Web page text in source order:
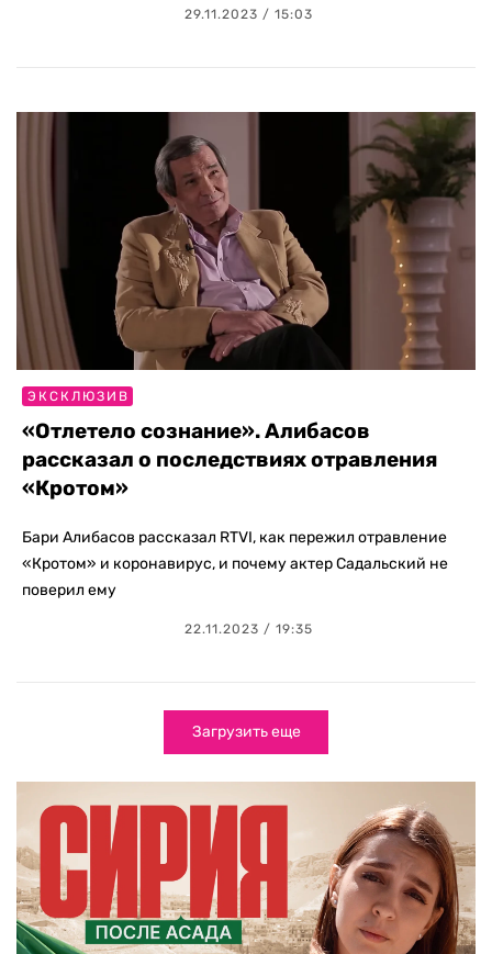
29.11.2023 / 15:03
ЭКСКЛЮЗИВ
«Отлетело сознание». Алибасов
рассказал о последствиях отравления
«Кротом»
Бари Алибасов рассказал RTVI, как пережил отравление
«Кротом» и коронавирус, и почему актер Садальский не
поверил ему
22.11.2023 / 19:35
Загрузить еще